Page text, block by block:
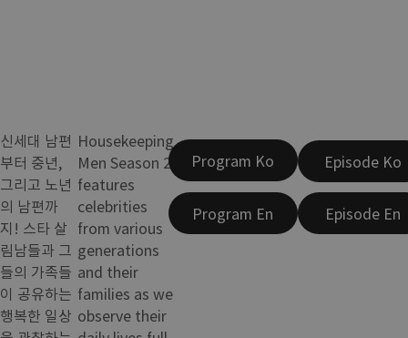
신세대 남편
부터 중년,
그리고 노년
의 남편까
지! 스타 살
림남들과 그
들의 가족들
이 공유하는
행복한 일상
Housekeeping
Men Season 2
features
celebrities
from various
generations
and their
families as we
observe their
Program Ko
Program En
Episode Ko
Episode En